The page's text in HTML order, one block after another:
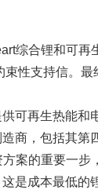
综合锂和可
性支持信。
可再生热能
商，包括其第
案的重要一步
是成本最低的